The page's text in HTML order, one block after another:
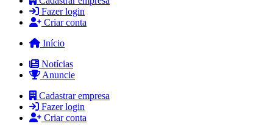
Fazer login
Criar conta
Início
Notícias
Anuncie
Cadastrar empresa
Fazer login
Criar conta